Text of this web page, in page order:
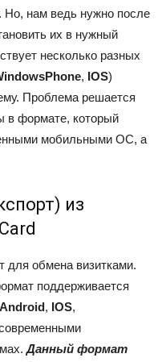
Но, нам ведь нужно после
их в нужный
несколько разных
, IOS)
Проблема решается
в формате, который
мобильными ОС, а
из
обмена визитками.
поддерживается
Android, IOS,
Данный формат